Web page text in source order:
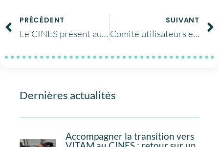
PRÉCÉDENT
Le CINES présent au CUG2023
SUIVANT
Comité utilisateurs et contrat de progrès Juin 2023
Dernières actualités
Accompagner la transition vers